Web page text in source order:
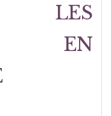
LES
EN